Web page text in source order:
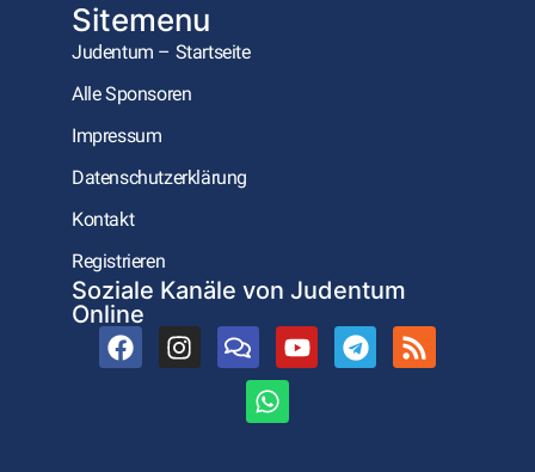
Sitemenu
Judentum – Startseite
Alle Sponsoren
Impressum
Datenschutzerklärung
Kontakt
Registrieren
Soziale Kanäle von Judentum
Online